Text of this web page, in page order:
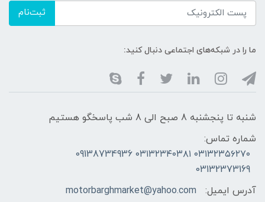
ثبت‌نام
ما را در شبکه‌های اجتماعی دنبال کنید:
شنبه تا پنجشنبه 8 صبح الی 8 شب پاسخگو هستیم
شماره تماس:
۰۳۱۳۲۳۵۶۲۷۰ ۰۳۱۳۲۳۴۰۳۸۱ 09138734936
03132373169
آدرس ایمیل:
motorbarghmarket@yahoo.com